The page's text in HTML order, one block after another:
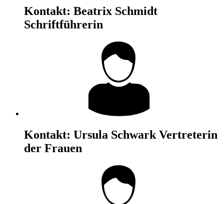
Kontakt: Beatrix Schmidt
Schriftführerin
Kontakt: Ursula Schwark Vertreterin
der Frauen